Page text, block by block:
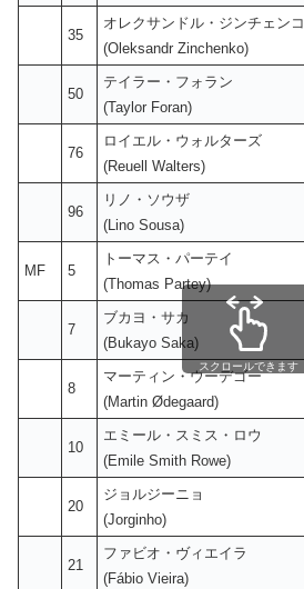
35
オレクサンドル・ジンチェンコ
(Oleksandr Zinchenko)
50
テイラー・フォラン
(Taylor Foran)
76
ロイエル・ウォルターズ
(Reuell Walters)
96
リノ・ソウザ
(Lino Sousa)
MF 5
トーマス・パーテイ
(Thomas Partey)
7
ブカヨ・サカ
(Bukayo Saka)
8
マーティン・ウーデゴー
(Martin Ødegaard)
10
エミール・スミス・ロウ
(Emile Smith Rowe)
20
ジョルジーニョ
(Jorginho)
21
ファビオ・ヴィエイラ
(Fábio Vieira)
スクロールできます